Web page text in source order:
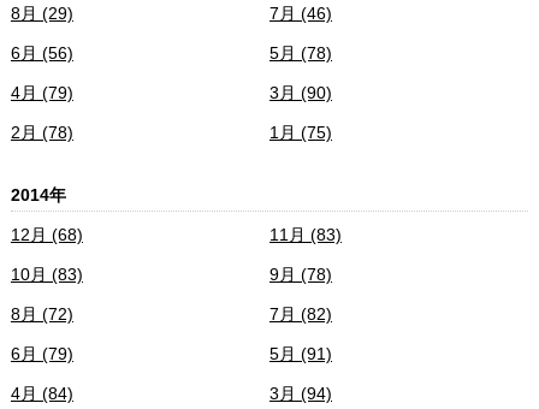
8月 (29) 7月 (46)
6月 (56) 5月 (78)
4月 (79) 3月 (90)
2月 (78) 1月 (75)
2014年
12月 (68) 11月 (83)
10月 (83) 9月 (78)
8月 (72) 7月 (82)
6月 (79) 5月 (91)
4月 (84) 3月 (94)